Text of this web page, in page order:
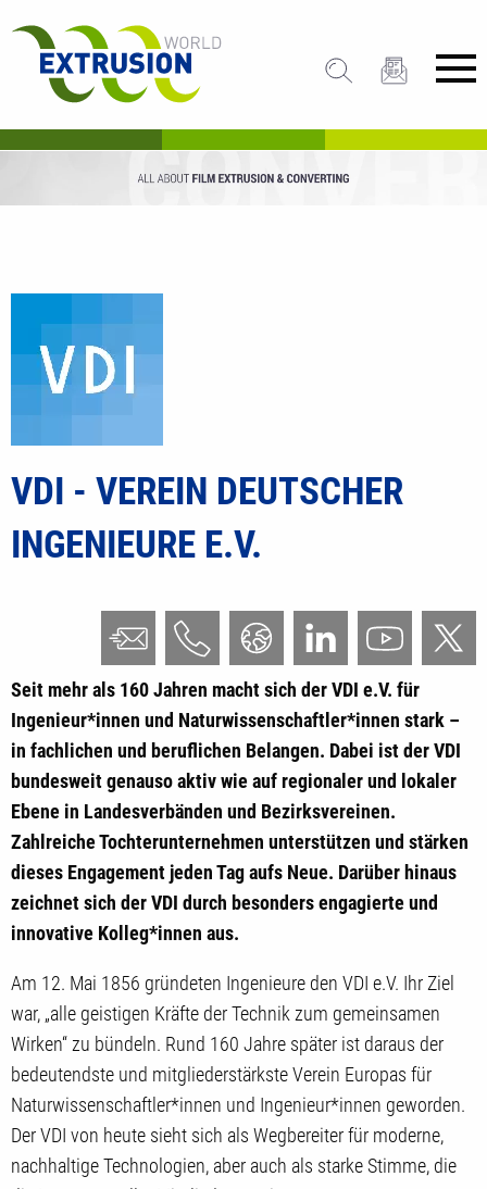
VDI - VEREIN DEUTSCHER
INGENIEURE E.V.
Seit mehr als 160 Jahren macht sich der VDI e.V. für
Ingenieur*innen und Naturwissenschaftler*innen stark –
in fachlichen und beruflichen Belangen. Dabei ist der VDI
bundesweit genauso aktiv wie auf regionaler und lokaler
Ebene in Landesverbänden und Bezirksvereinen.
Zahlreiche Tochterunternehmen unterstützen und stärken
dieses Engagement jeden Tag aufs Neue. Darüber hinaus
zeichnet sich der VDI durch besonders engagierte und
innovative Kolleg*innen aus.
Am 12. Mai 1856 gründeten Ingenieure den VDI e.V. Ihr Ziel
war, „alle geistigen Kräfte der Technik zum gemeinsamen
Wirken“ zu bündeln. Rund 160 Jahre später ist daraus der
bedeutendste und mitgliederstärkste Verein Europas für
Naturwissenschaftler*innen und Ingenieur*innen geworden.
Der VDI von heute sieht sich als Wegbereiter für moderne,
nachhaltige Technologien, aber auch als starke Stimme, die